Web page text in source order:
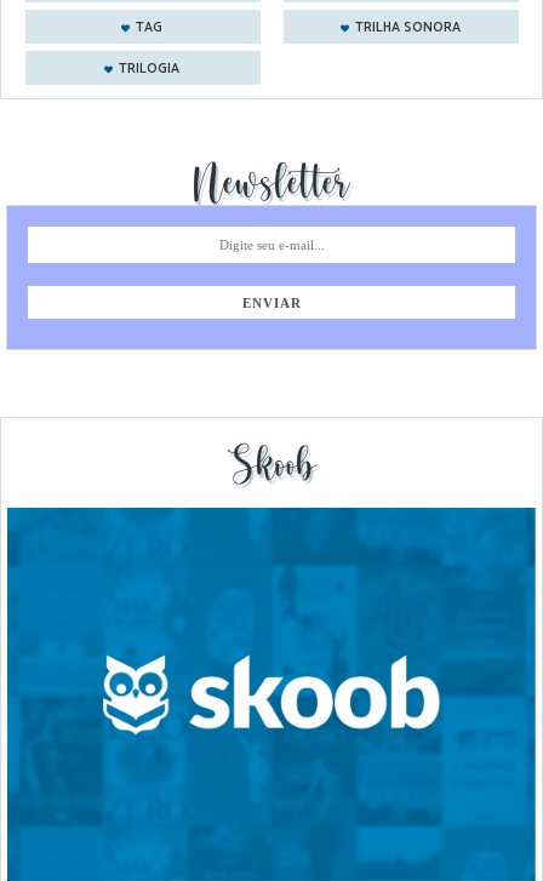
TAG
TRILHA SONORA
TRILOGIA
Newsletter
Skoob